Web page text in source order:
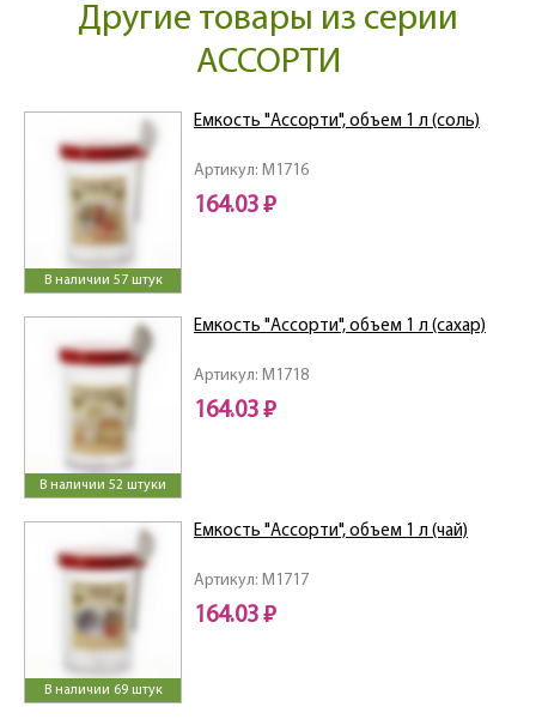
Другие товары из серии
АССОРТИ
В наличии 57 штук
Артикул: M1716
Емкость "Ассорти", объем 1 л (соль)
164.03 ₽
В наличии 52 штуки
Артикул: M1718
Емкость "Ассорти", объем 1 л (сахар)
164.03 ₽
В наличии 69 штук
Артикул: M1717
Емкость "Ассорти", объем 1 л (чай)
164.03 ₽